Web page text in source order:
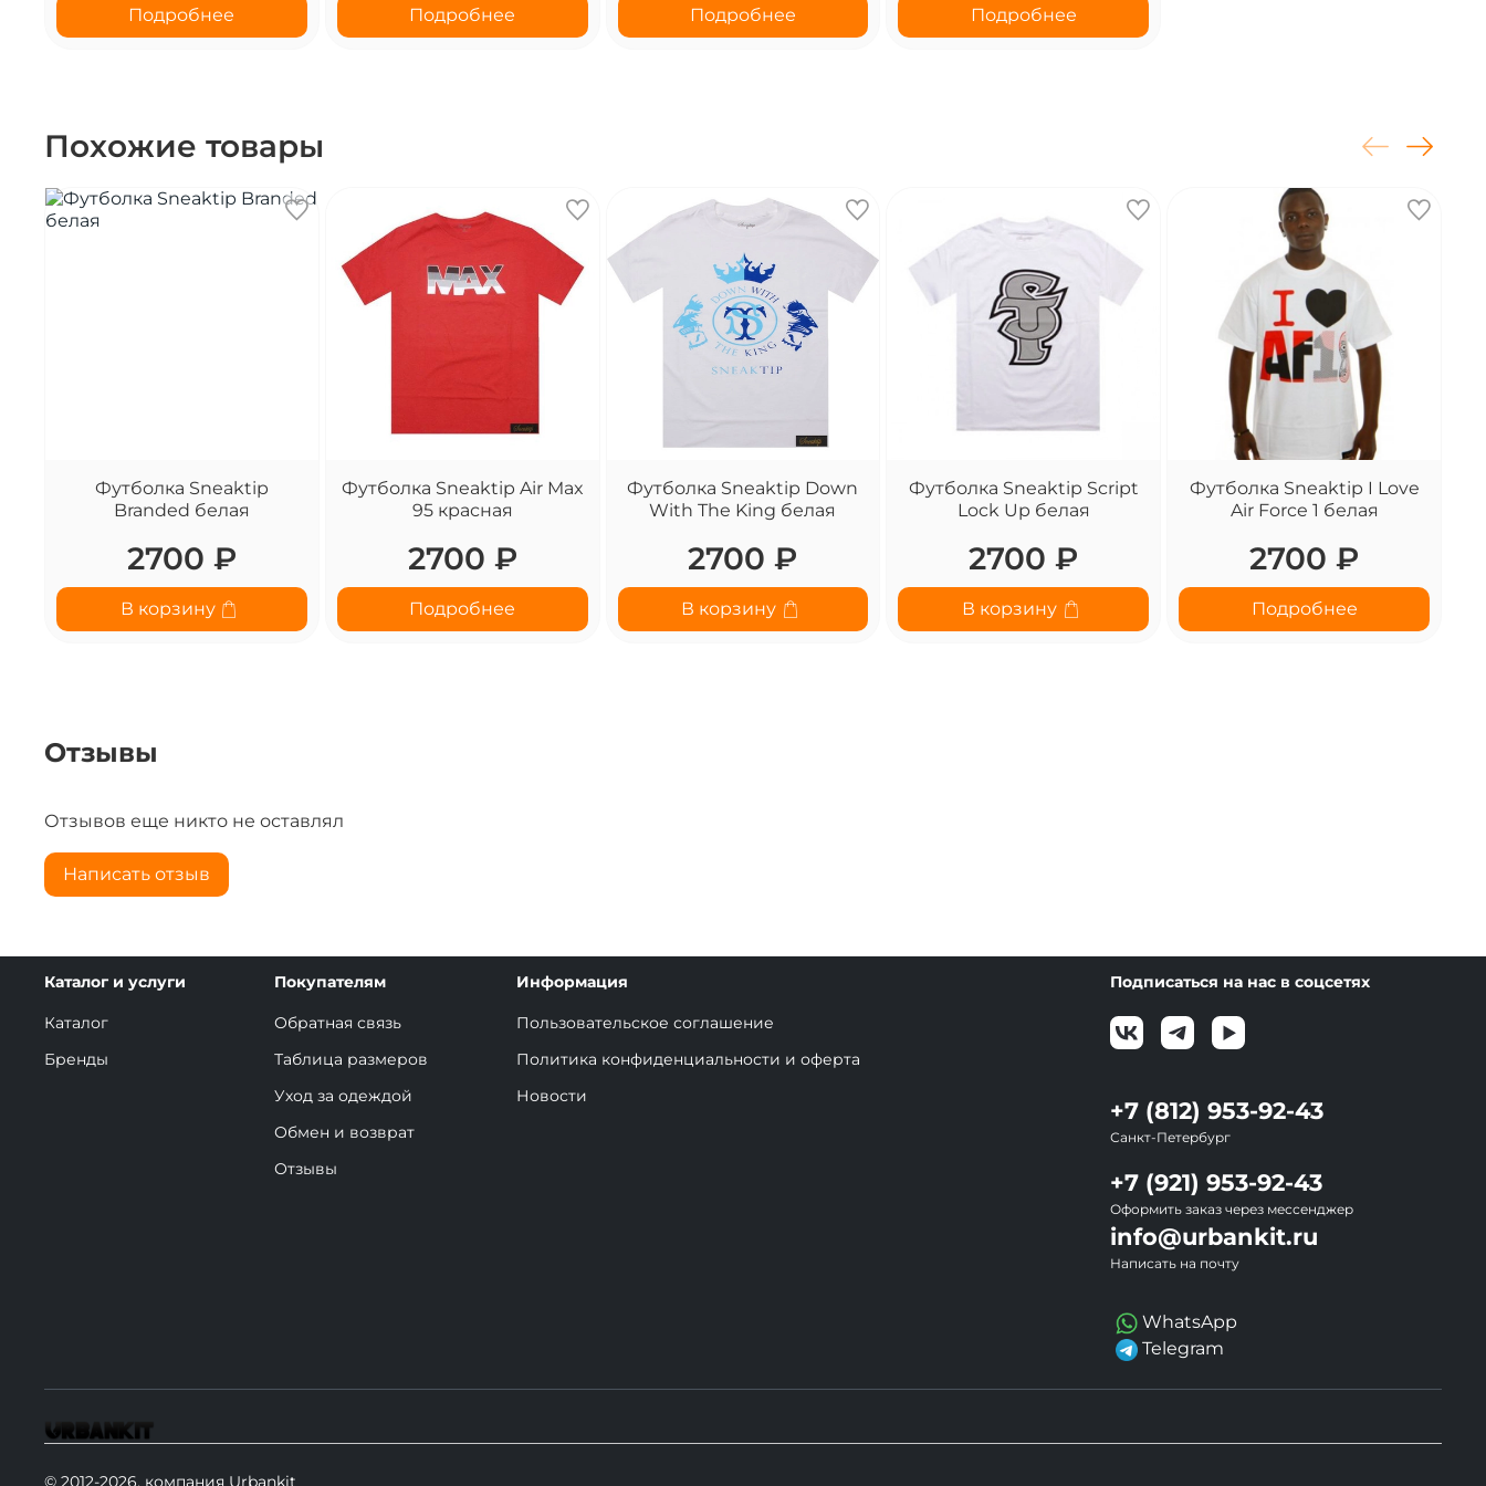
Подробнее Подробнее Подробнее Подробнее
Похожие товары
Футболка Sneaktip
Branded белая
2700 ₽
В корзину
Футболка Sneaktip Air Max
95 красная
2700 ₽
Подробнее
Футболка Sneaktip Down
With The King белая
2700 ₽
В корзину
Футболка Sneaktip Script
Lock Up белая
2700 ₽
В корзину
Футболка Sneaktip I Love
Air Force 1 белая
2700 ₽
Подробнее
Отзывы
Отзывов еще никто не оставлял
Написать отзыв
Каталог и услуги
Каталог
Бренды
Покупателям
Обратная связь
Таблица размеров
Уход за одеждой
Обмен и возврат
Отзывы
Информация
Пользовательское соглашение
Политика конфиденциальности и оферта
Новости
Подписаться на нас в соцсетях
+7 (812) 953-92-43
Санкт-Петербург
+7 (921) 953-92-43
Оформить заказ через мессенджер
info@urbankit.ru
Написать на почту
WhatsApp
Telegram
© 2012-2026, компания Urbankit